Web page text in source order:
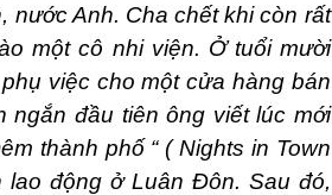
nước Anh. Cha chết khi còn rất
một cô nhi viện. Ở tuổi mười
việc cho một cửa hàng bán
ngắn đầu tiên ông viết lúc mới
thành phố “ (Nights in Town
động ở Luân Đôn. Sau đó,